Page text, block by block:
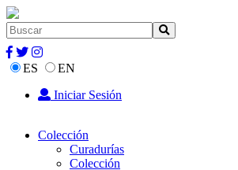
ES
EN
Iniciar Sesión
Colección
Curadurías
Colección